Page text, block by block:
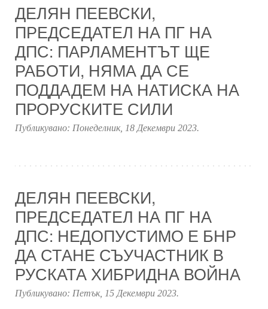
ДЕЛЯН ПЕЕВСКИ,
ПРЕДСЕДАТЕЛ НА ПГ НА
ДПС: ПАРЛАМЕНТЪТ ЩЕ
РАБОТИ, НЯМА ДА СЕ
ПОДДАДЕМ НА НАТИСКА НА
ПРОРУСКИТЕ СИЛИ
Публикувано: Понеделник, 18 Декември 2023.
ДЕЛЯН ПЕЕВСКИ,
ПРЕДСЕДАТЕЛ НА ПГ НА
ДПС: НЕДОПУСТИМО Е БНР
ДА СТАНЕ СЪУЧАСТНИК В
РУСКАТА ХИБРИДНА ВОЙНА
Публикувано: Петък, 15 Декември 2023.